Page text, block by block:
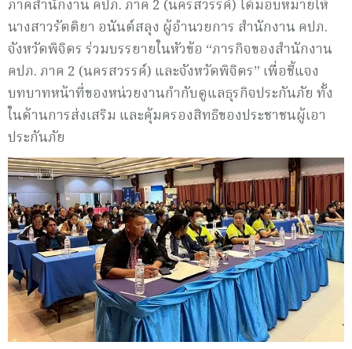
ภาคสำนักงาน คปภ. ภาค 2 (นครสวรรค์) ได้มอบหมายให้
นางสาวรัตติยา อนันต์สลุง ผู้อำนวยการ สำนักงาน คปภ.
จังหวัดพิจิตร ร่วมบรรยายในหัวข้อ “ภารกิจของสำนักงาน
คปภ. ภาค 2 (นครสวรรค์) และจังหวัดพิจิตร” เพื่อชี้แจง
บทบาทหน้าที่ของหน่วยงานกำกับดูแลธุรกิจประกันภัย ทั้ง
ในด้านการส่งเสริม และคุ้มครองสิทธิของประชาชนผู้เอา
ประกันภัย